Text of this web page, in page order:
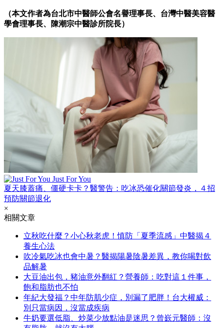
（本文作者為台北市中醫師公會名譽理事長、台灣中醫美容醫
學會理事長、陳潮宗中醫診所院長）
Just For You
夏天膝蓋痛、僵硬卡卡？醫警告：吃冰恐催化關節發炎，４招
預防關節退化
×
相關文章
立秋吃什麼？小心秋老虎！慎防「夏季流感」中醫揭４
養生心法
吹冷氣吃冰也會中暑？醫揭陽暑陰暑差異，教你喝對飲
品解暑
大豆油出包，豬油意外翻紅？營養師：吃對這１件事，
飽和脂肪也不怕
年紀大發福？中年防肌少症，別漏了肥胖！台大權威：
別只當病因，沒當成疾病
牛奶要選低脂、炒菜少放點油是迷思？曾嶔元醫師：沒